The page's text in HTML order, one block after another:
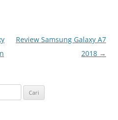
Review Samsung Galaxy A7
2018 →